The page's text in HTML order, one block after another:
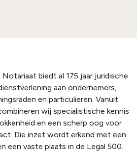
biedt al 175 jaar juridische
aan ondernemers,
en particulieren. Vanuit
wij specialistische kennis
en een scherp oog voor
Die inzet wordt erkend met een
een vaste plaats in de Legal 500.